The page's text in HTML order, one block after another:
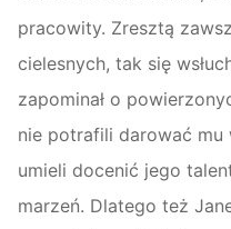
pracowity. Zresztą
cielesnych, tak się
zapominał o
nie potrafili darować mu
umieli docenić jego
marzeń. Dlatego też